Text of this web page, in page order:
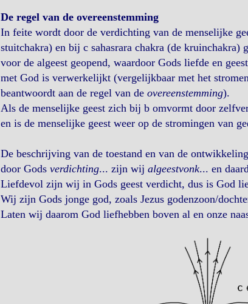
De regel van de overeenstemming
In feite wordt door de verdichting van de menselijke
stuitchakra) en bij c sahasrara chakra (de
voor de algeest geopend, waardoor Gods liefde en
met God is verwerkelijkt (vergelijkbaar met het
beantwoordt aan de regel van de overeenstemming).
Als de menselijke geest zich bij b omvormt door
en is de menselijke geest weer op de stromingen van
De beschrijving van de toestand en van de
door Gods verdichting... zijn wij algeestvonk... en
Liefdevol zijn wij in Gods geest verdicht, dus is God
Wij zijn Gods jonge god, zoals Jezus godenzoon/
Laten wij daarom God liefhebben boven al en onze